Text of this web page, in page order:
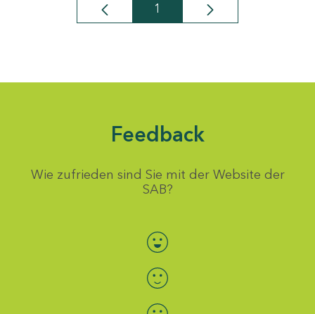
Seite
1
Feedback
Wie zufrieden sind Sie mit der Website der
SAB?
Bewertung auswählen